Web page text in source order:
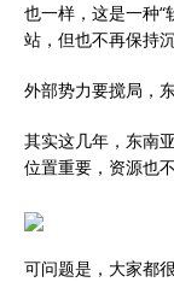
也一样，这是一种“
站，但也不再保持
外部势力要搅局，
其实这几年，东南
位置重要，资源也
可问题是，大家都